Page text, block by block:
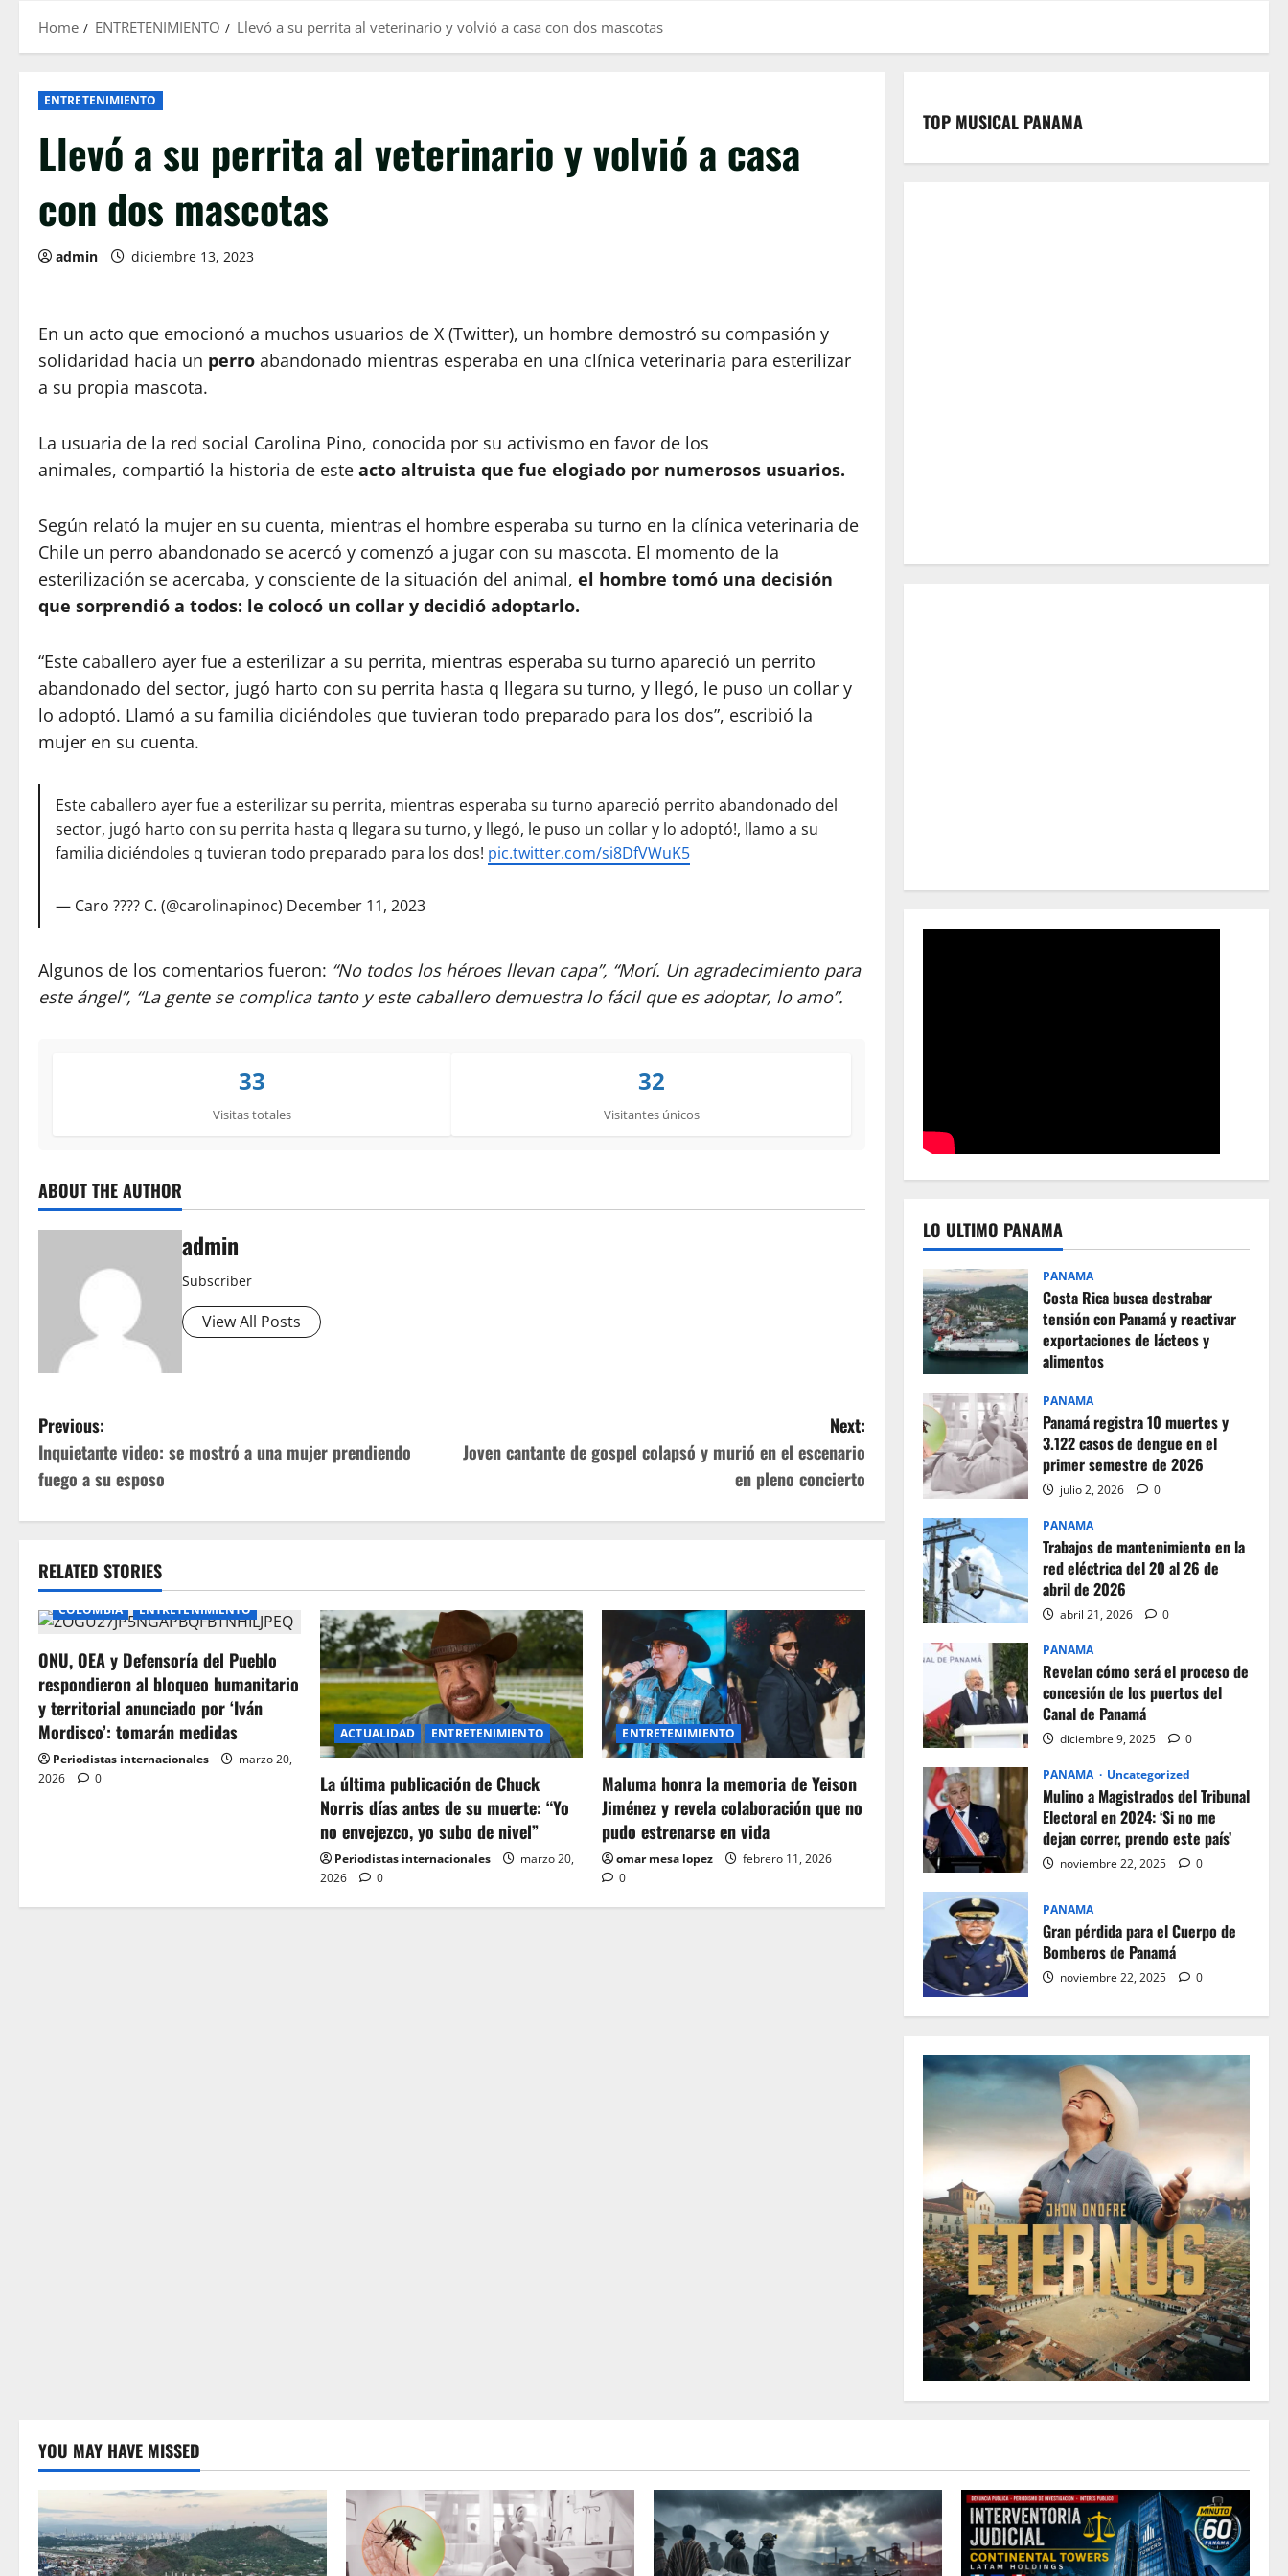
Home ENTRETENIMIENTO Llevó a su perrita al veterinario y volvió a casa con dos mascotas
ENTRETENIMIENTO
Llevó a su perrita al veterinario y volvió a casa
con dos mascotas
admin diciembre 13, 2023
En un acto que emocionó a muchos usuarios de X (Twitter), un hombre demostró su compasión y
solidaridad hacia un perro abandonado mientras esperaba en una clínica veterinaria para esterilizar
a su propia mascota.
La usuaria de la red social Carolina Pino, conocida por su activismo en favor de los
animales, compartió la historia de este acto altruista que fue elogiado por numerosos usuarios.
Según relató la mujer en su cuenta, mientras el hombre esperaba su turno en la clínica veterinaria de
Chile un perro abandonado se acercó y comenzó a jugar con su mascota. El momento de la
esterilización se acercaba, y consciente de la situación del animal, el hombre tomó una decisión
que sorprendió a todos: le colocó un collar y decidió adoptarlo.
“Este caballero ayer fue a esterilizar a su perrita, mientras esperaba su turno apareció un perrito
abandonado del sector, jugó harto con su perrita hasta q llegara su turno, y llegó, le puso un collar y
lo adoptó. Llamó a su familia diciéndoles que tuvieran todo preparado para los dos”, escribió la
mujer en su cuenta.
Este caballero ayer fue a esterilizar su perrita, mientras esperaba su turno apareció perrito abandonado del
sector, jugó harto con su perrita hasta q llegara su turno, y llegó, le puso un collar y lo adoptó!, llamo a su
familia diciéndoles q tuvieran todo preparado para los dos! pic.twitter.com/si8DfVWuK5
— Caro ???? C. (@carolinapinoc) December 11, 2023
Algunos de los comentarios fueron: “No todos los héroes llevan capa”, “Morí. Un agradecimiento para
este ángel”, “La gente se complica tanto y este caballero demuestra lo fácil que es adoptar, lo amo”.
33
Visitas totales
32
Visitantes únicos
ABOUT THE AUTHOR
admin
Subscriber
View All Posts
P
o
s
n
a
v
i
g
a
o
Previous:
Inquietante video: se mostró a una mujer prendiendo
fuego a su esposo
Next:
Joven cantante de gospel colapsó y murió en el escenario
en pleno concierto
RELATED STORIES
COLOMBIA ENTRETENIMIENTO
ONU, OEA y Defensoría del Pueblo
respondieron al bloqueo humanitario
y territorial anunciado por ‘Iván
Mordisco’: tomarán medidas
Periodistas internacionales
marzo 20,
2026
0
ACTUALIDAD ENTRETENIMIENTO
La última publicación de Chuck
Norris días antes de su muerte: “Yo
no envejezco, yo subo de nivel”
Periodistas internacionales
marzo 20,
2026
0
ENTRETENIMIENTO
Maluma honra la memoria de Yeison
Jiménez y revela colaboración que no
pudo estrenarse en vida
omar mesa lopez
febrero 11, 2026
0
TOP MUSICAL PANAMA
LO ULTIMO PANAMA
PANAMA
Costa Rica busca destrabar
tensión con Panamá y reactivar
exportaciones de lácteos y
alimentos
PANAMA
Panamá registra 10 muertes y
3.122 casos de dengue en el
primer semestre de 2026
julio 2, 2026 0
PANAMA
Trabajos de mantenimiento en la
red eléctrica del 20 al 26 de
abril de 2026
abril 21, 2026 0
PANAMA
Revelan cómo será el proceso de
concesión de los puertos del
Canal de Panamá
diciembre 9, 2025 0
PANAMA Uncategorized
Mulino a Magistrados del Tribunal
Electoral en 2024: ‘Si no me
dejan correr, prendo este país’
noviembre 22, 2025 0
PANAMA
Gran pérdida para el Cuerpo de
Bomberos de Panamá
noviembre 22, 2025 0
YOU MAY HAVE MISSED